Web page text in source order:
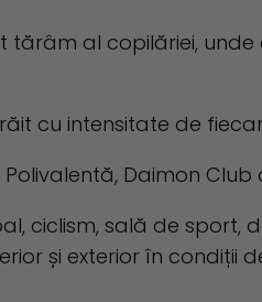
al copilăriei,
cu intensitate de
Daimon
ciclism, sală de sport,
și exterior în condiții